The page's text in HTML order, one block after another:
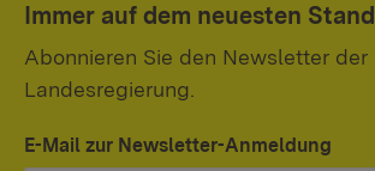
Immer auf dem neuesten Stand
Abonnieren Sie den Newsletter der
Landesregierung.
E-Mail zur Newsletter-Anmeldung